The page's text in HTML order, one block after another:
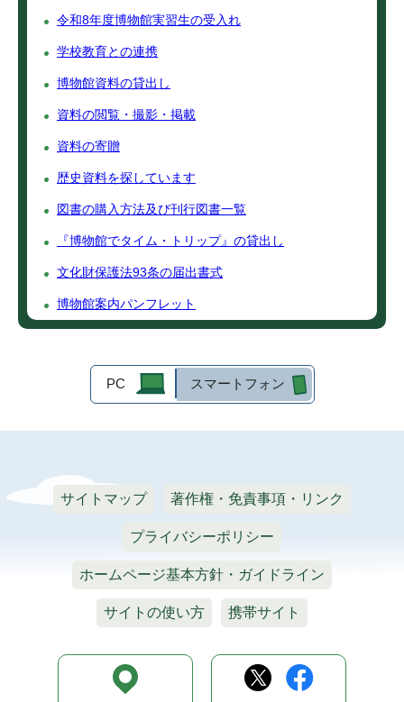
令和8年度博物館実習生の受入れ
学校教育との連携
博物館資料の貸出し
資料の閲覧・撮影・掲載
資料の寄贈
歴史資料を探しています
図書の購入方法及び刊行図書一覧
『博物館でタイム・トリップ』の貸出し
文化財保護法93条の届出書式
博物館案内パンフレット
PC スマートフォン
サイトマップ 著作権・免責事項・リンク
プライバシーポリシー
ホームページ基本方針・ガイドライン
サイトの使い方 携帯サイト